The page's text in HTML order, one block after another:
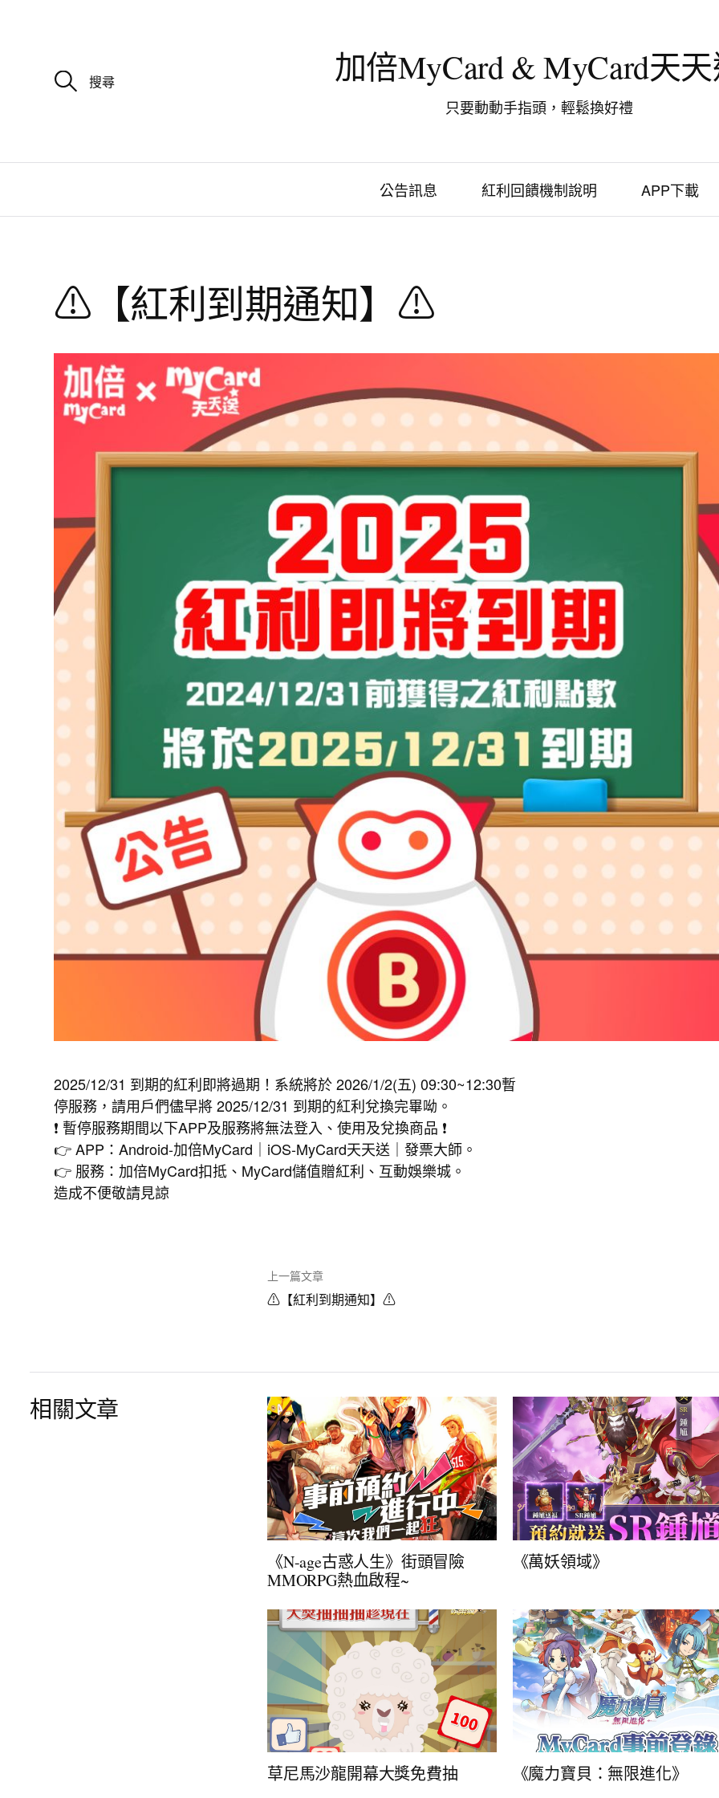
搜
尋 加倍MyCard & MyCard天
只要動動手指頭，輕鬆換好禮
公告訊息 紅利回饋機制說明 APP下載
⚠【紅利到期通知】⚠
2025/12/31 到期的紅利即將過期！系統將於 2026/1/2(五) 09:30~12:30暫
停服務，請用戶們儘早將 2025/12/31 到期的紅利兌換完畢呦。
❗ 暫停服務期間以下APP及服務將無法登入、使用及兌換商品 ❗
👉 APP：Android-加倍MyCard｜iOS-MyCard天天送｜發票大師。
👉 服務：加倍MyCard扣抵、MyCard儲值贈紅利、互動娛樂城。
造成不便敬請見諒
上一篇文章
⚠【紅利到期通知】⚠
相關文章
《N-age古惑人生》街頭冒險
MMORPG熱血啟程~
《萬妖領域》
草尼馬沙龍開幕大獎免費抽 《魔力寶貝：無限進化》